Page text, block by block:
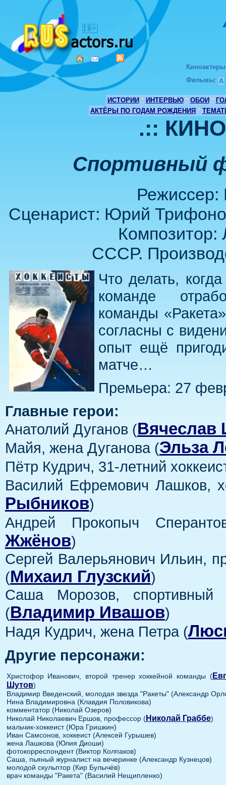
Киноактеры
Фильмы: А
ИСТОРИИ * ИНТЕРВЬЮ * ОБОИ *
АКТЁРЫ ПО ГОДАМ РОЖДЕНИЯ *
.::
Спортивный
Сценарист: Юрий
СССР.
Что делать,
команде
команды
согласны с
опыт ещё
матче…
Премьера: 27
Главные герои:
Анатолий Дуганов (Вячеслав
Майя, жена Дуганова (Эльза
Пётр Кудрич, 31-летний
Василий Ефремович Лашков,
Рыбников)
Андрей Прокопыч
Жжёнов)
Сергей Валерьянович Ильин,
(Михаил Глузский)
Саша Морозов, спортивный
(Владимир Ивашов)
Надя Кудрич, жена Петра (
Другие персонажи:
Христофор Иванович, второй тренер хоккейной команды (
Шутов)
Владимир Введенский, молодая звезда "Ракеты" (Александр
Нина Владимировна (Клавдия Половикова)
комментатор (Николай Озеров)
Николай Николаевич Ершов, профессор (Николай Граббе)
мальчик-хоккеист (Юра Гришкин)
Иван Самсонов, хоккеист (Алексей Гурышев)
жена Лашкова (Юлия Диоши)
фотокорреспондент (Виктор Колпаков)
Саша, пьяный журналист на вечеринке (Александр Кузнецов)
молодой скульптор (Кир Булычёв)
врач команды "Ракета" (Василий Нещипленко)